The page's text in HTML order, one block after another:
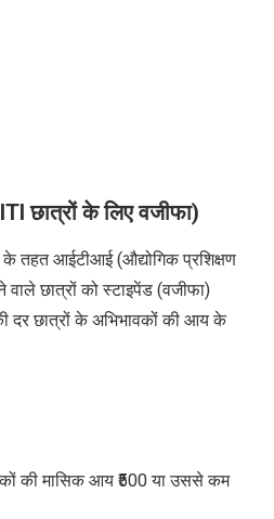
छात्रों के लिए वजीफा)
तहत आईटीआई (औद्योगिक प्रशिक्षण
वाले छात्रों को स्टाइपेंड (वजीफा)
दर छात्रों के अभिभावकों की आय के
की मासिक आय ₹500 या उससे कम